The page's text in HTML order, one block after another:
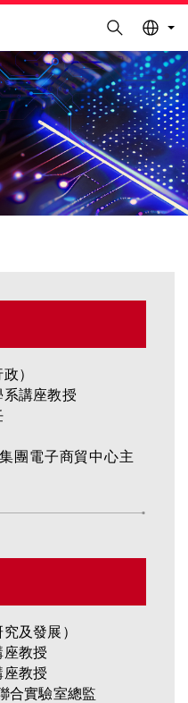
圖書館
工作@科大
認識科大
）
講座教授
團電子商貿中心主
及發展）
教授
教授
合實驗室總監